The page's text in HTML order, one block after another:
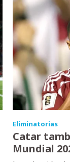
Eliminatorias
Catar
Mundial